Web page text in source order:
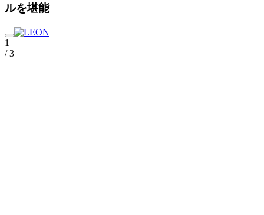
ルを堪能
1
/ 3